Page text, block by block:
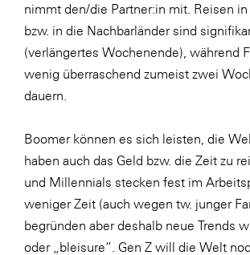
Media
nimmt den/die Partner:in mit. Reisen
bzw. in die Nachbarländer sind
(verlängertes Wochenende), während
wenig überraschend zumeist zwei
dauern.
Boomer können es sich leisten, die
haben auch das Geld bzw. die Zeit zu
und Millennials stecken fest im
weniger Zeit (auch wegen tw. junger
begründen aber deshalb neue Trends
oder „bleisure“. Gen Z will die Welt